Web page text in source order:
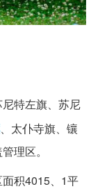
特左旗、苏尼
、太仆寺旗、镶
理区。
积4015、1平